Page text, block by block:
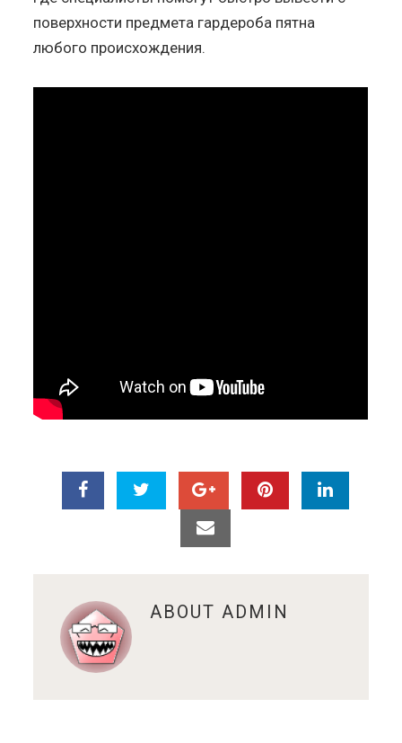
поверхности предмета гардероба пятна
любого происхождения.
ABOUT ADMIN